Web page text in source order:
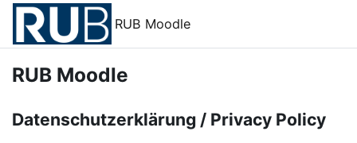
Zum Hauptinhalt
RUB Moodle
RUB Moodle
Datenschutzerklärung / Privacy Policy